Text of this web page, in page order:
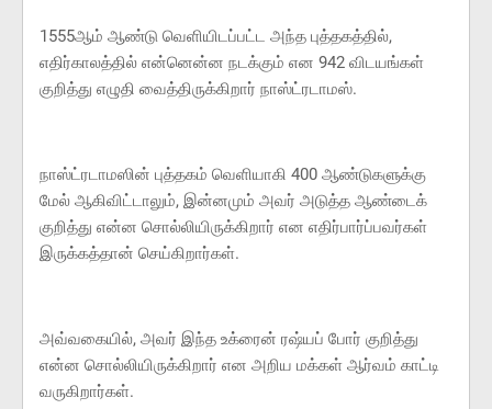
1555ஆம் ஆண்டு வெளியிடப்பட்ட அந்த புத்தகத்தில்,
எதிர்காலத்தில் என்னென்ன நடக்கும் என 942 விடயங்கள்
குறித்து எழுதி வைத்திருக்கிறார் நாஸ்ட்ரடாமஸ்.
நாஸ்ட்ரடாமஸின் புத்தகம் வெளியாகி 400 ஆண்டுகளுக்கு
மேல் ஆகிவிட்டாலும், இன்னமும் அவர் அடுத்த ஆண்டைக்
குறித்து என்ன சொல்லியிருக்கிறார் என எதிர்பார்ப்பவர்கள்
இருக்கத்தான் செய்கிறார்கள்.
அவ்வகையில், அவர் இந்த உக்ரைன் ரஷ்யப் போர் குறித்து
என்ன சொல்லியிருக்கிறார் என அறிய மக்கள் ஆர்வம் காட்டி
வருகிறார்கள்.